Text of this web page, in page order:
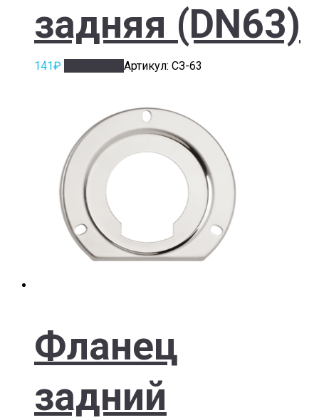
задняя (DN63)
141₽ Артикул: СЗ-63
Фланец
задний